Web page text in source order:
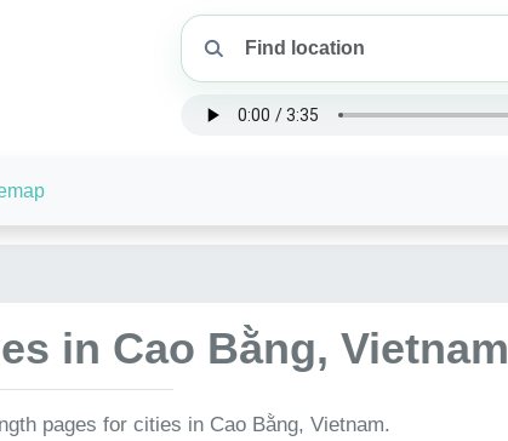
in Cao Bằng, Vietnam
pages for cities in Cao Bằng, Vietnam.